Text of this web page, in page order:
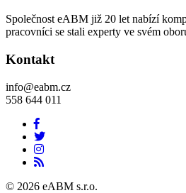
Společnost eABM již 20 let nabízí
pracovníci se stali experty ve svém
Kontakt
info@eabm.cz
558 644 011
© 2026 eABM s.r.o.